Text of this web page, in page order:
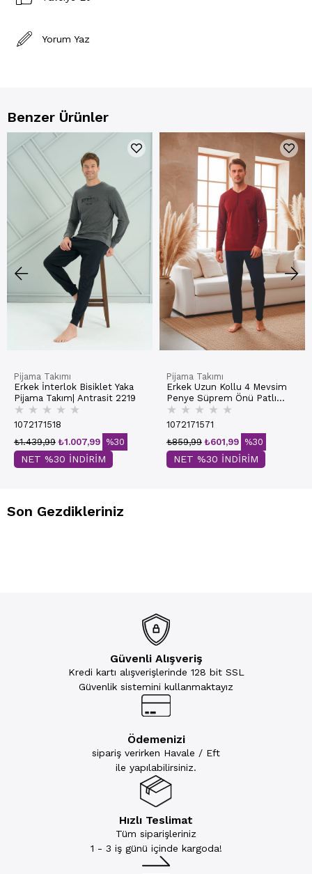
Yorum Yaz
Benzer Ürünler
Pijama Takımı
Erkek İnterlok Bisiklet Yaka
Pijama Takım| Antrasit 2219
★ ★ ★ ★ ★
1072171518
₺1.007,99
₺1.439,99 %30
NET %30 İNDİRİM
Pijama Takımı
Erkek Uzun Kollu 4 Mevsim
Penye Süprem Önü Patlı
Pijama Takımı | Bordo 800
★ ★ ★ ★ ★
1072171571
₺601,99
₺859,99 %30
NET %30 İNDİRİM
Son Gezdikleriniz
Güvenli Alışveriş
Kredi kartı alışverişlerinde 128 bit SSL
Güvenlik sistemini kullanmaktayız
Ödemenizi
sipariş verirken Havale / Eft
ile yapılabilirsiniz.
Hızlı Teslimat
Tüm siparişleriniz
1 - 3 iş günü içinde kargoda!